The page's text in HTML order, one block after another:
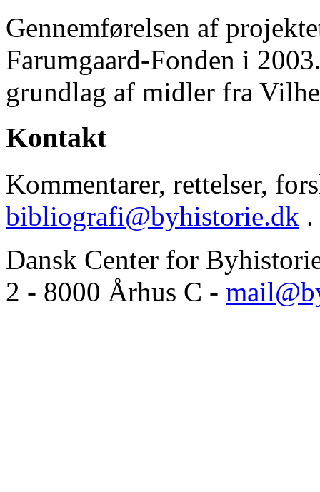
Gennemførelsen af
Farumgaard-Fonden i
grundlag af midler fra
Kontakt
Kommentarer, rettelser,
bibliografi@byhistorie.dk .
Dansk Center for
2 - 8000 Århus C -